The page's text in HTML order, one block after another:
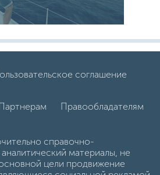
соглашение
Правообладателям
справочно-
материалы, не
цели продвижение